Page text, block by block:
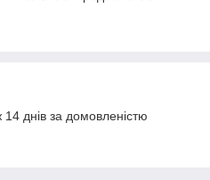
днів за домовленістю